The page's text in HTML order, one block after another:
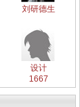
刘研德生
设计
1667